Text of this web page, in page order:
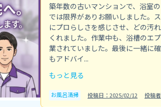
築年数の古いマンションで、浴室
では限界がありお願いしました。
にプロらしさを感じさせ、どの汚
くれました。作業中も、浴槽のエ
業されていました。最後に一緒に
もアドバイ...
もっと見る
お風呂清掃 投稿日：2025/02/12 投稿